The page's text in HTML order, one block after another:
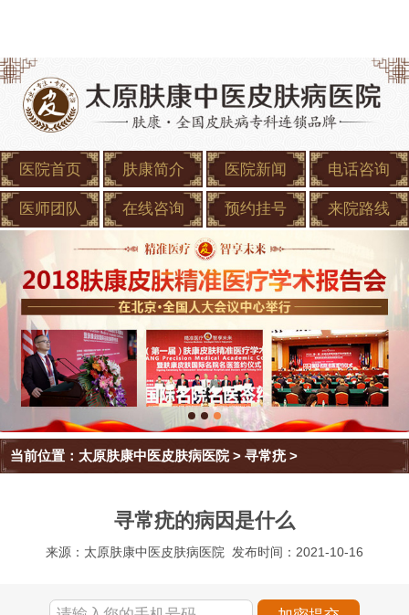
医院首页 肤康简介 医院新闻 电话咨询
医师团队 在线咨询 预约挂号 来院路线
当前位置： 太原肤康中医皮肤病医院>寻常疣>
寻常疣的病因是什么
来源：太原肤康中医皮肤病医院 发布时间：2021-10-16